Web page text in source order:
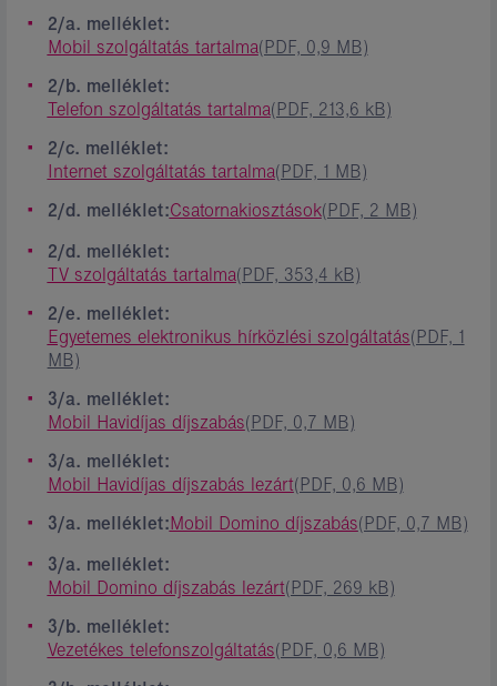
2/a. melléklet:
Mobil szolgáltatás tartalma(PDF, 0,9 MB)
2/b. melléklet:
Telefon szolgáltatás tartalma(PDF, 213,6 kB)
2/c. melléklet:
Internet szolgáltatás tartalma(PDF, 1 MB)
2/d. melléklet:Csatornakiosztások(PDF, 2 MB)
2/d. melléklet:
TV szolgáltatás tartalma(PDF, 353,4 kB)
2/e. melléklet:
Egyetemes elektronikus hírközlési szolgáltatás(PDF, 1
MB)
3/a. melléklet:
Mobil Havidíjas díjszabás(PDF, 0,7 MB)
3/a. melléklet:
Mobil Havidíjas díjszabás lezárt(PDF, 0,6 MB)
3/a. melléklet:Mobil Domino díjszabás(PDF, 0,7 MB)
3/a. melléklet:
Mobil Domino díjszabás lezárt(PDF, 269 kB)
3/b. melléklet:
Vezetékes telefonszolgáltatás(PDF, 0,6 MB)